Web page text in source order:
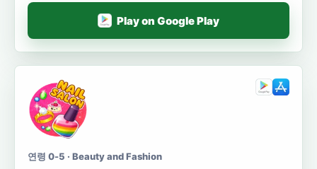
Play on Google Play
연령 0-5 · Beauty and Fashion